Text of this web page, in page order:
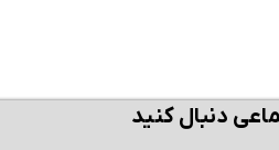
دنبال کنید